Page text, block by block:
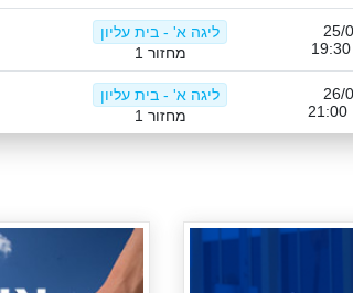
ליגה א' - בית עליון
מחזור 1
25/
ליגה א' - בית עליון
מחזור 1
26/